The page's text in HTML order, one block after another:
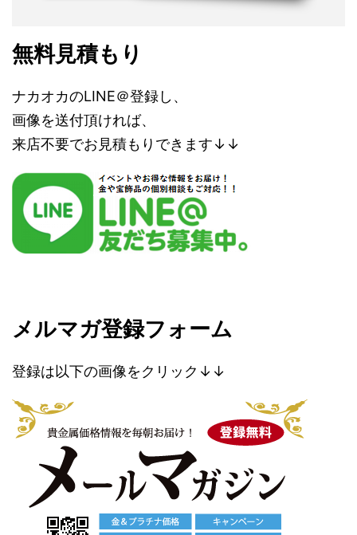
無料見積もり
ナカオカのLINE＠登録し、
画像を送付頂ければ、
来店不要でお見積もりできます↓↓
メルマガ登録フォーム
登録は以下の画像をクリック↓↓